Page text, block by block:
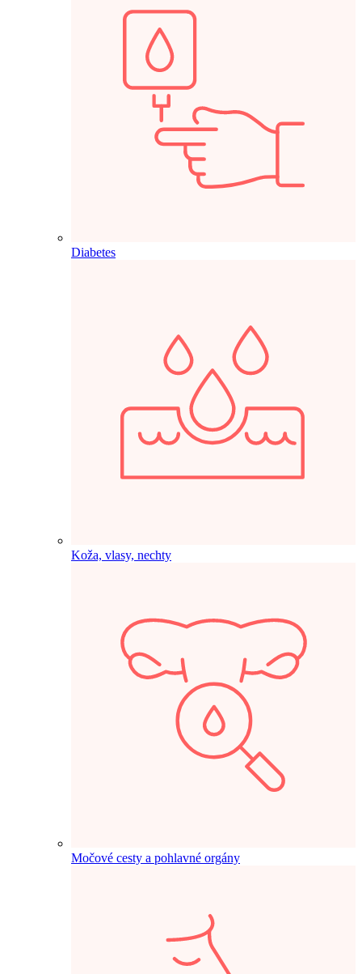
Diabetes
Koža, vlasy, nechty
Močové cesty a pohlavné orgány